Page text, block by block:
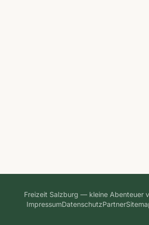
Freizeit Salzburg — kleine Abenteuer
ImpressumDatenschutzPartner